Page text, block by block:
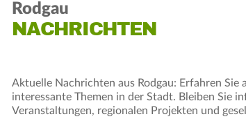
Rodgau
NACHRICHTEN
Aktuelle Nachrichten aus Rodgau: Erfahren
interessante Themen in der Stadt. Bleiben Sie
Veranstaltungen, regionalen Projekten und